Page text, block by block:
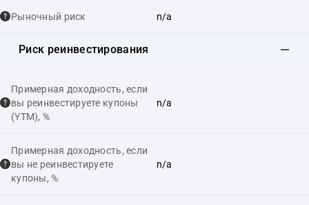
Рыночный риск n/a
Риск реинвестирования
Примерная доходность, если
вы реинвестируете купоны
(YTM), %
n/a
Примерная доходность, если
вы не реинвестируете
купоны, %
n/a